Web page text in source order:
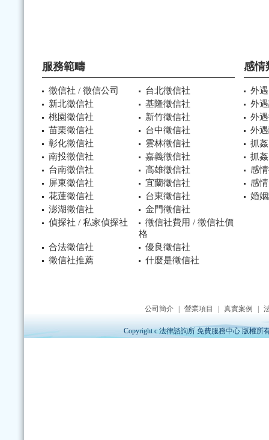
服務範疇
徵信社 / 徵信公司
台北徵信社
新北徵信社
基隆徵信社
桃園徵信社
新竹徵信社
苗栗徵信社
台中徵信社
彰化徵信社
雲林徵信社
南投徵信社
嘉義徵信社
台南徵信社
高雄徵信社
屏東徵信社
宜蘭徵信社
花蓮徵信社
台東徵信社
澎湖徵信社
金門徵信社
偵探社 / 私家偵探社
徵信社費用 / 徵信社價
格
合法徵信社
優良徵信社
徵信社推薦
什麼是徵信社
感情
外遇
外
外
外
抓姦
抓
感
感
婚
公司簡介 營業項目 真實案例
Copyright c 法律諮詢所 免費服務中心 版權